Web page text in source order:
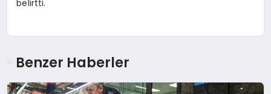
belirtti.
Benzer Haberler